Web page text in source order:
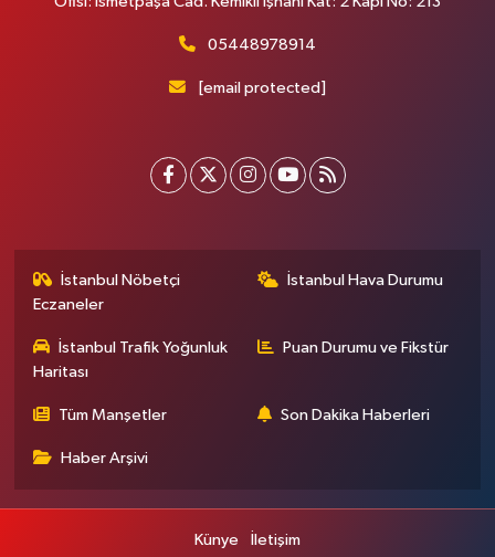
05448978914
[email protected]
İstanbul Nöbetçi
Eczaneler
İstanbul Hava Durumu
İstanbul Trafik Yoğunluk
Haritası
Puan Durumu ve Fikstür
Tüm Manşetler Son Dakika Haberleri
Haber Arşivi
Künye İletişim